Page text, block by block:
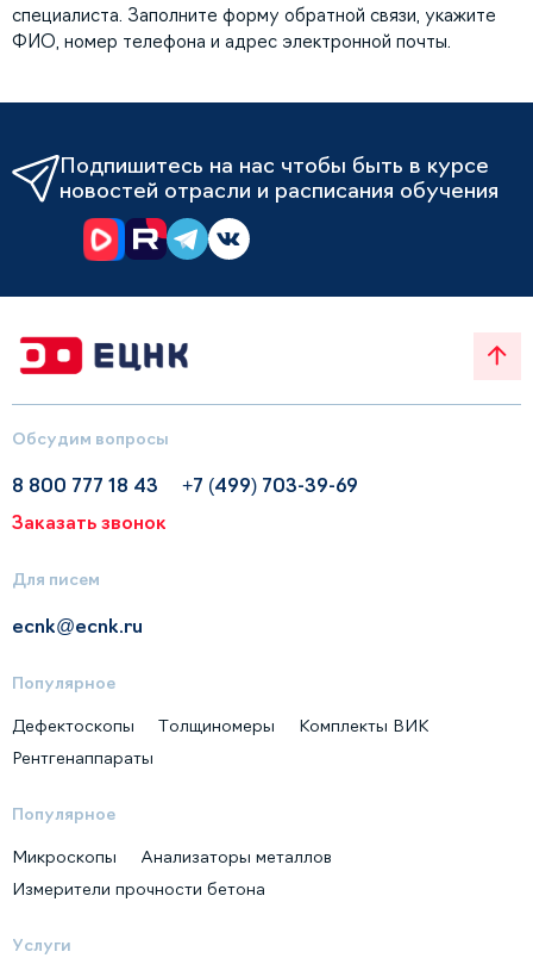
специалиста. Заполните форму обратной связи, укажите
ФИО, номер телефона и адрес электронной почты.
Подпишитесь на нас чтобы быть в курсе
новостей отрасли и расписания обучения
Обсудим вопросы
8 800 777 18 43
+7 (499) 703-39-69
Заказать звонок
Для писем
ecnk@ecnk.ru
Популярное
Дефектоскопы Толщиномеры
Комплекты ВИК
Рентгенаппараты
Популярное
Микроскопы
Анализаторы металлов
Измерители прочности бетона
Услуги